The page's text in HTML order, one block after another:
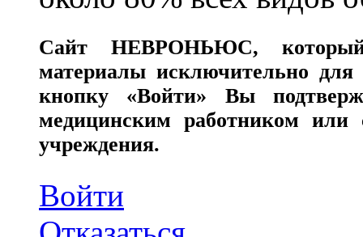
СайтНЕВРОНЬЮС,
материалы исключительно для
кнопку «Войти» Вы
медицинским работником или
учреждения.
Войти